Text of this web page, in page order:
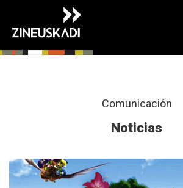
Comunicación
Noticias
M�s
info